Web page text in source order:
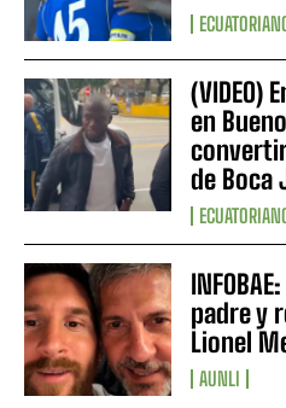
(VIDEO)
en
de Boca
padre y
Lionel
AUNLI